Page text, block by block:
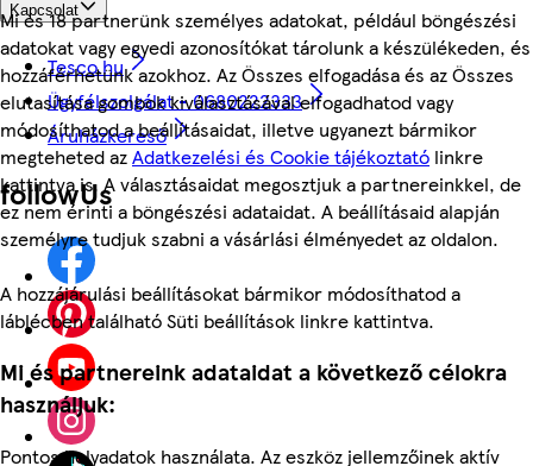
Mi és 18 partnerünk személyes adatokat, például böngészési
adatokat vagy egyedi azonosítókat tárolunk a készülékeden, és
hozzáférhetünk azokhoz. Az Összes elfogadása és az Összes
elutasítása gombok kiválasztásával elfogadhatod vagy
módosíthatod a beállításaidat, illetve ugyanezt bármikor
megteheted azAdatkezelési és Cookie tájékoztató linkre
kattintva is. A választásaidat megosztjuk a partnereinkkel, de
ez nem érinti a böngészési adataidat. A beállításaid alapján
személyre tudjuk szabni a vásárlási élményedet az oldalon.
A hozzájárulási beállításokat bármikor módosíthatod a
láblécben található Süti beállítások linkre kattintva.
Mi és partnereink adataidat a következő célokra
használjuk:
Pontos helyadatok használata. Az eszköz jellemzőinek aktív
Kapcsolat
Tesco.hu
Ügyfélszolgálat - 0680222333
Áruházkereső
followUs